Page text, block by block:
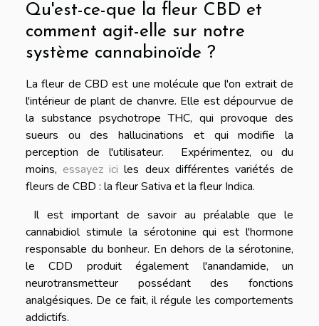
Qu'est-ce-que la fleur CBD et
comment agit-elle sur notre
système cannabinoïde ?
La fleur de CBD est une molécule que l'on extrait de
l'intérieur de plant de chanvre. Elle est dépourvue de
la substance psychotrope THC, qui provoque des
sueurs ou des hallucinations et qui modifie la
perception de l'utilisateur. Expérimentez, ou du
moins, essayez ici les deux différentes variétés de
fleurs de CBD : la fleur Sativa et la fleur Indica.
Il est important de savoir au préalable que le
cannabidiol stimule la sérotonine qui est l'hormone
responsable du bonheur. En dehors de la sérotonine,
le CDD produit également l'anandamide, un
neurotransmetteur possédant des fonctions
analgésiques. De ce fait, il régule les comportements
addictifs.